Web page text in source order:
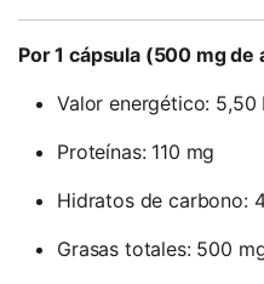
Por 1 cápsula (500 mg de
Valor energético: 5,50
Proteínas: 110 mg
Hidratos de carbono:
Grasas totales: 500